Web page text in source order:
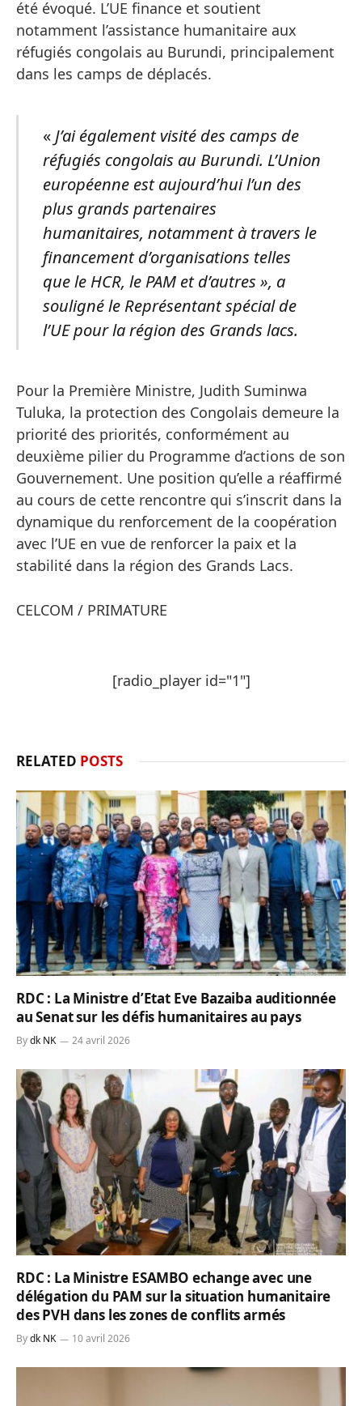
été évoqué. L’UE finance et soutient
notamment l’assistance humanitaire aux
réfugiés congolais au Burundi, principalement
dans les camps de déplacés.
« J’ai également visité des camps de
réfugiés congolais au Burundi. L’Union
européenne est aujourd’hui l’un des
plus grands partenaires
humanitaires, notamment à travers le
financement d’organisations telles
que le HCR, le PAM et d’autres », a
souligné le Représentant spécial de
l’UE pour la région des Grands lacs.
Pour la Première Ministre, Judith Suminwa
Tuluka, la protection des Congolais demeure la
priorité des priorités, conformément au
deuxième pilier du Programme d’actions de son
Gouvernement. Une position qu’elle a réaffirmé
au cours de cette rencontre qui s’inscrit dans la
dynamique du renforcement de la coopération
avec l’UE en vue de renforcer la paix et la
stabilité dans la région des Grands Lacs.
CELCOM / PRIMATURE
[radio_player id="1"]
RELATED POSTS
RDC : La Ministre d’Etat Eve Bazaiba auditionnée
au Senat sur les défis humanitaires au pays
Bydk NK 24 avril 2026
RDC : La Ministre ESAMBO echange avec une
délégation du PAM sur la situation humanitaire
des PVH dans les zones de conflits armés
Bydk NK 10 avril 2026